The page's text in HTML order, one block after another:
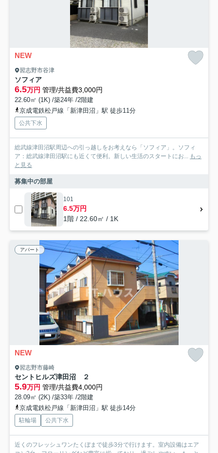
NEW
習志野市谷津
ソフィア
6.5万円 管理/共益費3,000円
22.60㎡ (1K) /築24年 /2階建
京成電鉄松戸線「新津田沼」駅 徒歩11分
公共下水
総武線津田沼駅周辺への引っ越しをお考えなら「ソフィア」。ソフィ
ア：総武線津田沼駅にも近くて便利。新しい生活のスタートにお... もっ
と見る
募集中の部屋
101
6.5万円
1階 / 22.60㎡ / 1K
アパート
NEW
習志野市藤崎
セントヒルズ津田沼 ２
5.9万円 管理/共益費4,000円
28.09㎡ (2K) /築33年 /2階建
京成電鉄松戸線「新津田沼」駅 徒歩14分
駐輪場 公共下水
近くのフレッシュワンたくぼまで徒歩3分で行けます。室内設備はエア